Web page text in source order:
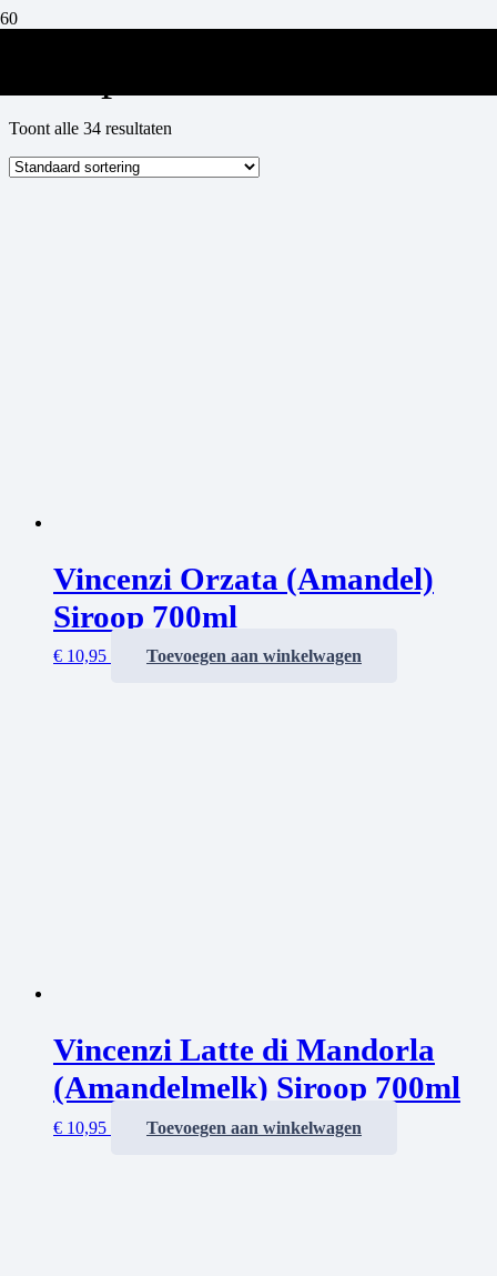
Toont alle 34 resultaten
Vincenzi Orzata (Amandel)
Siroop 700ml
€ 10,95 Toevoegen aan winkelwagen
Vincenzi Latte di Mandorla
(Amandelmelk) Siroop 700ml
€ 10,95 Toevoegen aan winkelwagen